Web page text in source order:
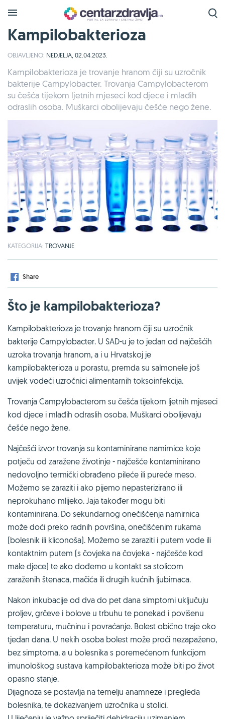
Kampilobakterioza
OBJAVLJENO: NEDJELJA, 02.04.2023.
Kampilobakterioza je trovanje hranom čiji su uzročnik
bakterije Campylobacter. Trovanja Campylobacterom
su češća tijekom ljetnih mjeseci kod djece i mlađih
odraslih osoba. Muškarci obolijevaju češće nego žene.
KATEGORIJA: TROVANJE
Share
Što je kampilobakterioza?
Kampilobakterioza je trovanje hranom čiji su uzročnik
bakterije Campylobacter. U SAD-u je to jedan od najčešćih
uzroka trovanja hranom, a i u Hrvatskoj je
kampilobakterioza u porastu, premda su salmonele još
uvijek vodeći uzročnici alimentarnih toksoinfekcija.
Trovanja Campylobacterom su češća tijekom ljetnih mjeseci
kod djece i mlađih odraslih osoba. Muškarci obolijevaju
češće nego žene.
Najčešći izvor trovanja su kontaminirane namirnice koje
potječu od zaražene životinje - najčešće kontaminirano
nedovoljno termički obrađeno pileće ili pureće meso.
Možemo se zaraziti i ako pijemo nepasterizirano ili
neprokuhano mlijeko. Jaja također mogu biti
kontaminirana. Do sekundarnog onečišćenja namirnica
može doći preko radnih površina, onečišćenim rukama
(bolesnik ili kliconoša). Možemo se zaraziti i putem vode ili
kontaktnim putem (s čovjeka na čovjeka - najčešće kod
male djece) te ako dođemo u kontakt sa stolicom
zaraženih štenaca, mačića ili drugih kućnih ljubimaca.
Nakon inkubacije od dva do pet dana simptomi uključuju
proljev, grčeve i bolove u trbuhu te ponekad i povišenu
temperaturu, mučninu i povraćanje. Bolest obično traje oko
tjedan dana. U nekih osoba bolest može proći nezapaženo,
bez simptoma, a u bolesnika s poremećenom funkcijom
imunološkog sustava kampilobakterioza može biti po život
opasno stanje.
Dijagnoza se postavlja na temelju anamneze i pregleda
bolesnika, te dokazivanjem uzročnika u stolici.